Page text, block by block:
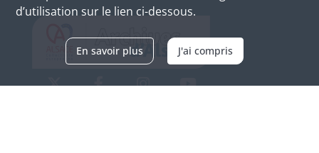
d’utilisation sur le lien ci-dessous.
En savoir plus J'ai compris